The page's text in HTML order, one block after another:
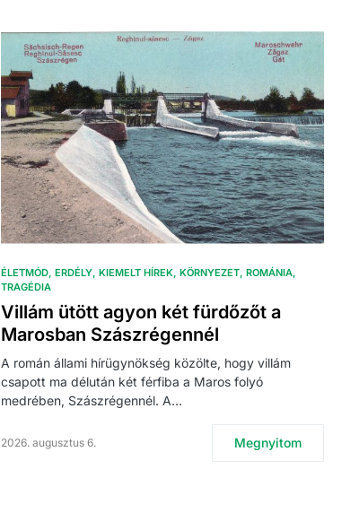
ÉLETMÓD ERDÉLY KIEMELT HÍREK KÖRNYEZET ROMÁNIA
TRAGÉDIA
Villám ütött agyon két fürdőzőt a
Marosban Szászrégennél
A román állami hírügynökség közölte, hogy villám
csapott ma délután két férfiba a Maros folyó
medrében, Szászrégennél. A…
2026. augusztus 6. Megnyitom